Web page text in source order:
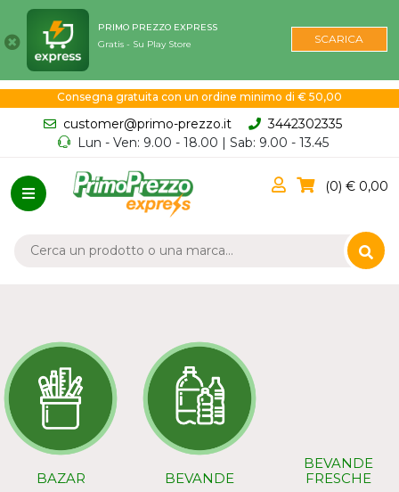
PRIMO PREZZO EXPRESS
Gratis - Su Play Store
SCARICA
Consegna gratuita con un ordine minimo di € 50,00
customer@primo-prezzo.it
3442302335
Lun - Ven: 9.00 - 18.00 | Sab: 9.00 - 13.45
0 0,00
BAZAR BEVANDE
BEVANDE
FRESCHE